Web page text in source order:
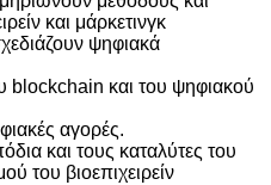
και μάρκετινγκ
ψηφιακά
blockchain και του ψηφιακού
αγορές.
και τους καταλύτες του
του βιοεπιχειρείν